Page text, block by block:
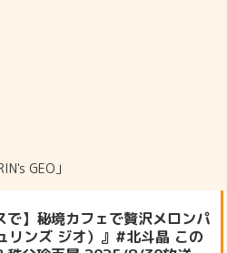
GEO」
で】秘境カフェで贅沢メロンパ
リンズ ジオ）』#北斗晶 この